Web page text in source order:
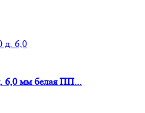
6,0 мм белая ПП...